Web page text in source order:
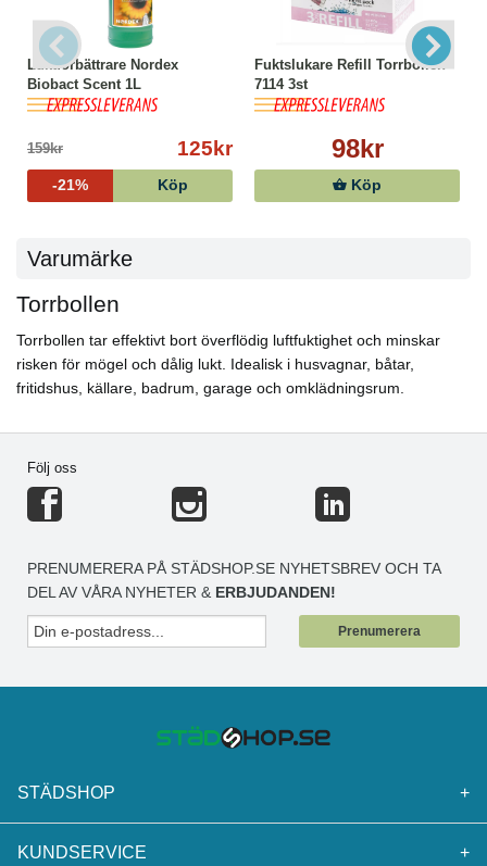
Luktförbättrare Nordex
Biobact Scent 1L
159kr 125kr
-21% Köp
Fuktslukare Refill Torrbollen
7114 3st
98kr
Köp
Varumärke
Torrbollen
Torrbollen tar effektivt bort överflödig luftfuktighet och minskar
risken för mögel och dålig lukt. Idealisk i husvagnar, båtar,
fritidshus, källare, badrum, garage och omklädningsrum.
Följ oss
PRENUMERERA PÅ STÄDSHOP.SE NYHETSBREV OCH TA
DEL AV VÅRA NYHETER & ERBJUDANDEN!
Prenumerera
STÄDSHOP +
KUNDSERVICE +